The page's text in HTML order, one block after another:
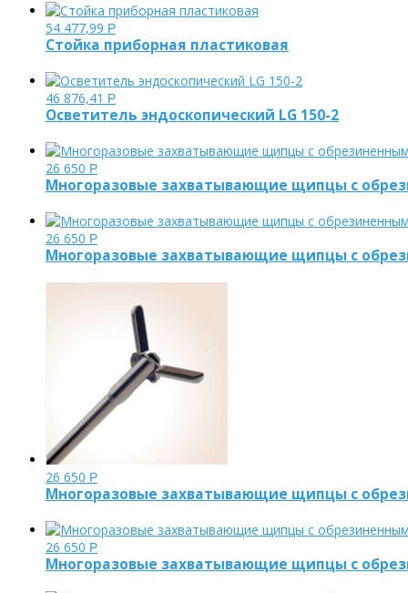
54 477,99 Р
Стойка приборная пластиковая
46 876,41 Р
Осветитель эндоскопический LG 150-2
26 650 Р
Многоразовые захватывающие щипцы с
26 650 Р
Многоразовые захватывающие щипцы с
26 650 Р
Многоразовые захватывающие щипцы с
26 650 Р
Многоразовые захватывающие щипцы с